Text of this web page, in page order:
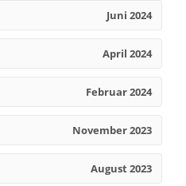
Juni 2024
April 2024
Februar 2024
November 2023
August 2023